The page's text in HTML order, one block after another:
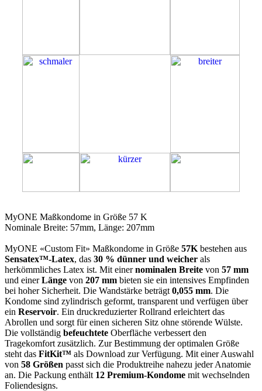
MyONE Maßkondome in Größe 57 K
Nominale Breite: 57mm, Länge: 207mm
MyONE «Custom Fit» Maßkondome in Größe 57K bestehen aus
Sensatex™-Latex, das 30 % dünner und weicher als
herkömmliches Latex ist. Mit einernominalen Breite von 57 mm
und einerLänge von 207 mm bieten sie ein intensives Empfinden
bei hoher Sicherheit. Die Wandstärke beträgt 0,055 mm. Die
Kondome sind zylindrisch geformt, transparent und verfügen über
ein Reservoir. Ein druckreduzierter Rollrand erleichtert das
Abrollen und sorgt für einen sicheren Sitz ohne störende Wülste.
Die vollständig befeuchtete Oberfläche verbessert den
Tragekomfort zusätzlich. Zur Bestimmung der optimalen Größe
steht das FitKit™ als Download zur Verfügung. Mit einer Auswahl
von 58 Größen passt sich die Produktreihe nahezu jeder Anatomie
an. Die Packung enthält 12 Premium-Kondome mit wechselnden
Foliendesigns.